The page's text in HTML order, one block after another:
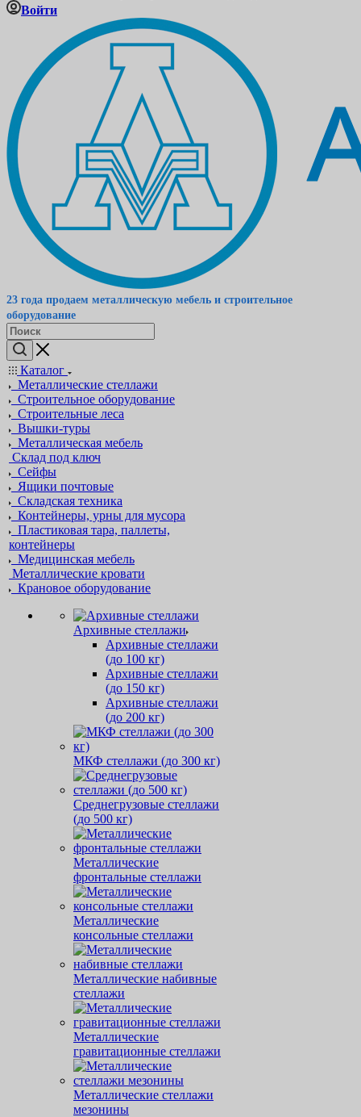
Войти
23 года продаем металлическую мебель и строительное
оборудование
Каталог
Металлические стеллажи
Строительное оборудование
Строительные леса
Вышки-туры
Металлическая мебель
Склад под ключ
Сейфы
Ящики почтовые
Складская техника
Контейнеры, урны для мусора
Пластиковая тара, паллеты,
контейнеры
Медицинская мебель
Металлические кровати
Крановое оборудование
Архивные стеллажи
Архивные стеллажи
(до 100 кг)
Архивные стеллажи
(до 150 кг)
Архивные стеллажи
(до 200 кг)
МКФ стеллажи (до 300 кг)
Среднегрузовые стеллажи
(до 500 кг)
Металлические
фронтальные стеллажи
Металлические
консольные стеллажи
Металлические набивные
стеллажи
Металлические
гравитационные стеллажи
Металлические стеллажи
мезонины